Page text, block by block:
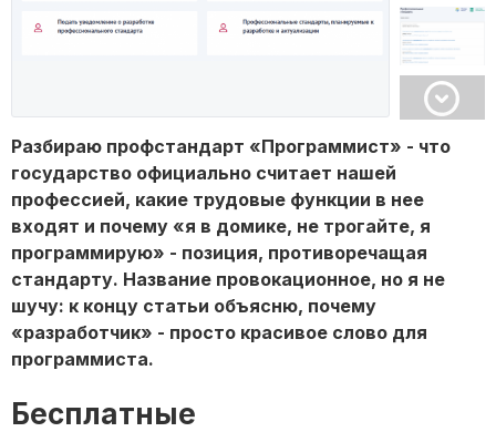
Разбираю профстандарт «Программист» - что
государство официально считает нашей
профессией, какие трудовые функции в нее
входят и почему «я в домике, не трогайте, я
программирую» - позиция, противоречащая
стандарту. Название провокационное, но я не
шучу: к концу статьи объясню, почему
«разработчик» - просто красивое слово для
программиста.
Бесплатные